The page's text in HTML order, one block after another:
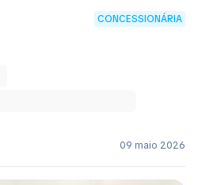
CONCESSIONÁRIA
09 maio 2026